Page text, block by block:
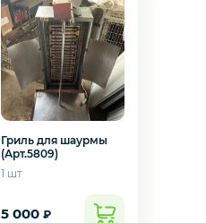
Гриль для шаурмы
(Арт.5809)
1 шт
5 000 ₽